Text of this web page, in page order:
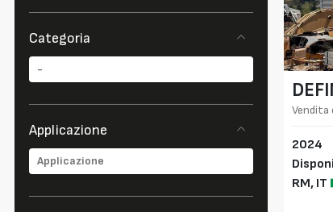
Categoria
Applicazione
Vendita
2024
RM,IT